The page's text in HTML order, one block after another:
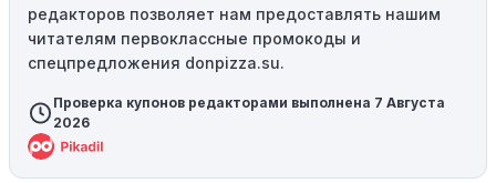
редакторов позволяет нам предоставлять нашим
читателям первоклассные промокоды и
спецпредложения donpizza.su.
Проверка купонов редакторами выполнена 7 Августа
2026